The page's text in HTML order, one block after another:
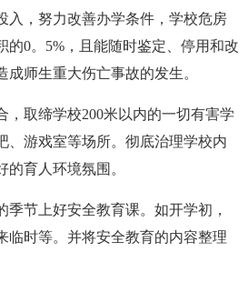
入，努力改善办学条件，学校危房
的0。5%，且能随时鉴定、停用和改
师生重大伤亡事故的发生。
，取缔学校200米以内的一切有害学
、游戏室等场所。彻底治理学校内
育人环境氛围。
季节上好安全教育课。如开学初，
临时等。并将安全教育的内容整理